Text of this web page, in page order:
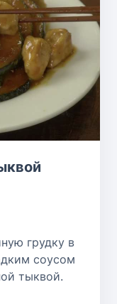
грудку в
соусом
тыквой.